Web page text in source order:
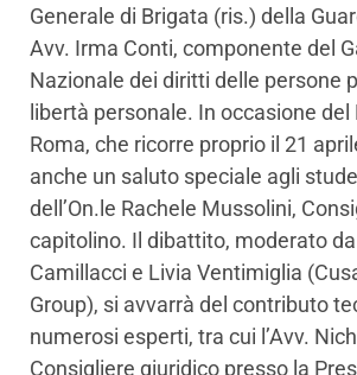
Generale di Brigata (ris.) della
Avv. Irma Conti, componente del
Nazionale dei diritti delle persone
libertà personale. In occasione del
Roma, che ricorre proprio il 21
anche un saluto speciale agli
dell’On.le Rachele Mussolini,
capitolino. Il dibattito, moderato
Camillacci e Livia Ventimiglia
Group), si avvarrà del contributo
numerosi esperti, tra cui l’Avv.
Consigliere giuridico presso la